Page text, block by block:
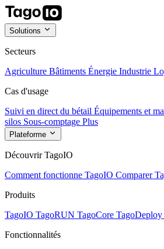
Solutions
Secteurs
Agriculture Bâtiments Énergie Industrie
Cas d'usage
Suivi en direct du bétail Équipements et
silos Sous-comptage Plus
Plateforme
Découvrir TagoIO
Comment fonctionne TagoIO Comparer
Produits
TagoIO TagoRUN TagoCore TagoDeploy
Fonctionnalités